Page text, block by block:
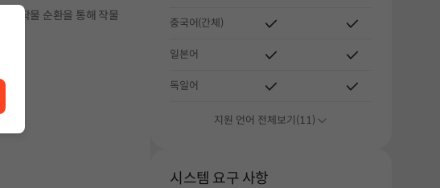
. 작물 순환을 통해 작물
중국어(간체)
일본어
독일어
지원 언어 전체보기(11)
시스템 요구 사항